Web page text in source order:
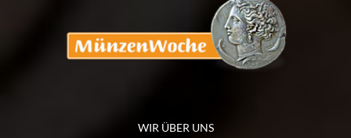
WIR ÜBER UNS